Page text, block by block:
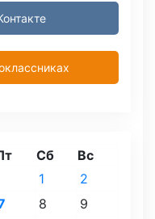
Сб Вс
1
2
8
9